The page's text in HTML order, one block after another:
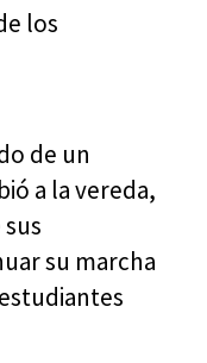
los
de un
a la vereda,
su marcha